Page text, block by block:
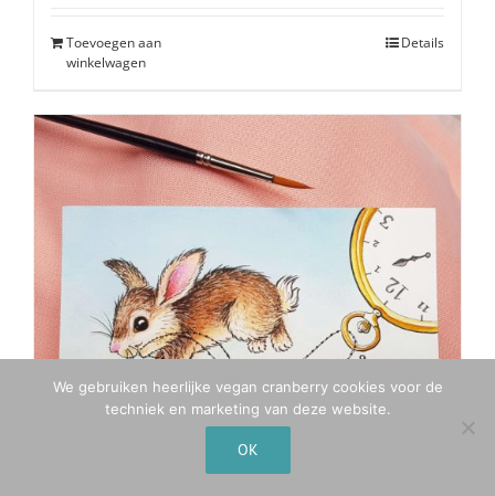
Toevoegen aan
winkelwagen
Details
We gebruiken heerlijke vegan cranberry cookies voor de
techniek en marketing van deze website.
OK